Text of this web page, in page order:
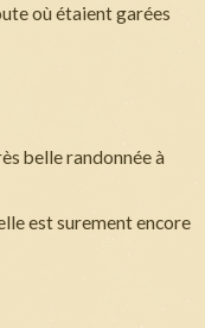
où étaient garées
belle randonnée à
est surement encore